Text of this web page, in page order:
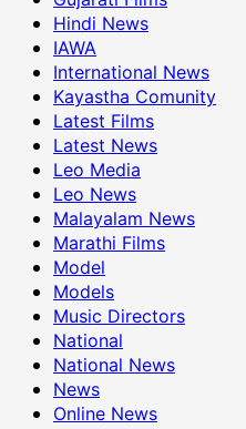
Hindi News
IAWA
International News
Kayastha Comunity
Latest Films
Latest News
Leo Media
Leo News
Malayalam News
Marathi Films
Model
Models
Music Directors
National
National News
News
Online News